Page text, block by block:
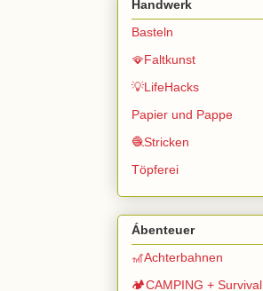
Handwerk
Basteln
🪭Faltkunst
💡LifeHacks
Papier und Pappe
🧶Stricken
Töpferei
Ábenteuer
🎢Achterbahnen
🏕️CAMPING + Survival